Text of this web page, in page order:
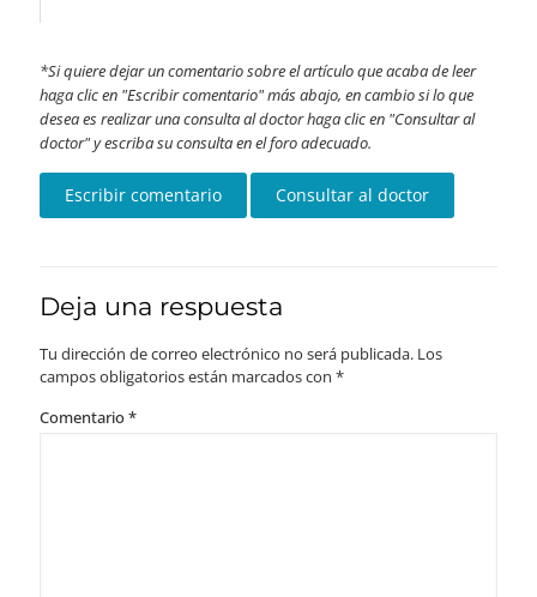
Si quiere dejar un comentario sobre el artículo que acaba de leer
haga clic en "Escribir comentario" más abajo, en cambio si lo que
desea es realizar una consulta al doctor haga clic en "Consultar al
doctor" y escriba su consulta en el foro adecuado.
Deja una respuesta
Tu dirección de correo electrónico no será publicada. Los
campos obligatorios están marcados con *
Comentario*